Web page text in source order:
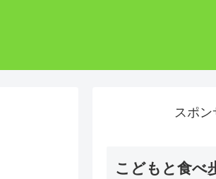
スポ
こどもと食べ